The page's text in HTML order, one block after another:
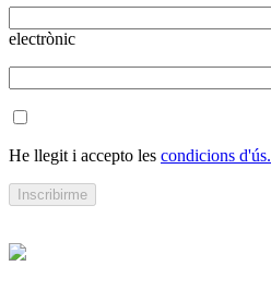
electrònic
He llegit i accepto les condicions d'ús.